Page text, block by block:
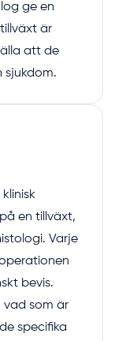
ge en
är
att de
sjukdom.
en tillväxt,
Varje
bevis.
vad som är
specifika